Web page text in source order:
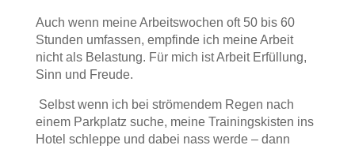
Auch wenn meine Arbeitswochen oft 50 bis 60
Stunden umfassen, empfinde ich meine Arbeit
nicht als Belastung. Für mich ist Arbeit Erfüllung,
Sinn und Freude.
Selbst wenn ich bei strömendem Regen nach
einem Parkplatz suche, meine Trainingskisten ins
Hotel schleppe und dabei nass werde – dann